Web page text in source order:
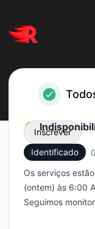
Identificado
Os serviços
(ontem) às 6:00
Seguimos
Inscrever
Email